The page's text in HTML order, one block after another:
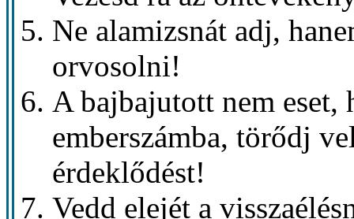
Ne alamizsnát adj,
orvosolni!
A bajbajutott nem eset,
emberszámba, törődj
érdeklődést!
Vedd elejét a